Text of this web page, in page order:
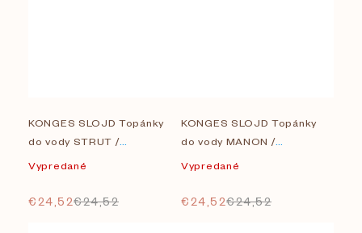
KONGES SLOJD Topánky
do vody STRUT /
Vypredané
€24,52€24,52
KONGES SLOJD Topánky
do vody MANON /
Vypredané
€24,52€24,52